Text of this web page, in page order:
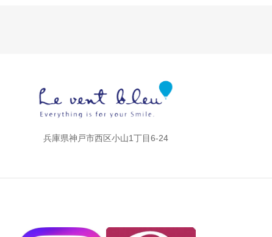
兵庫県​神戸市西区小山1丁目6-24